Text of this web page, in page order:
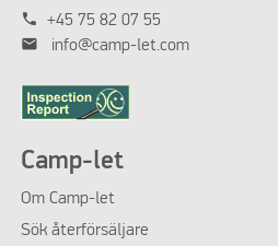
phone +45 75 82 07 55
mail info@camp-let.com
Camp-let
Om Camp-let
Sök återförsäljare